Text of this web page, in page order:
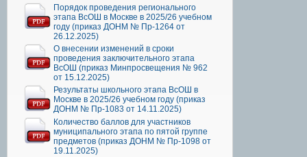
Порядок проведения регионального
этапа ВсОШ в Москве в 2025/26 учебном
году (приказ ДОНМ № Пр-1264 от
26.12.2025)
О внесении изменений в сроки
проведения заключительного этапа
ВсОШ (приказ Минпросвещения № 962
от 15.12.2025)
Результаты школьного этапа ВсОШ в
Москве в 2025/26 учебном году (приказ
ДОНМ № Пр-1083 от 14.11.2025)
Количество баллов для участников
муниципального этапа по пятой группе
предметов (приказ ДОНМ № Пр-1098 от
19.11.2025)